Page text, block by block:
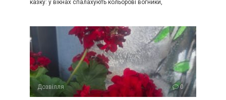
казку: у вікнах спалахують кольорові вогники,
Дозвілля 0